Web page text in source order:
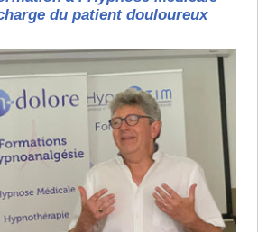
du patient douloureux